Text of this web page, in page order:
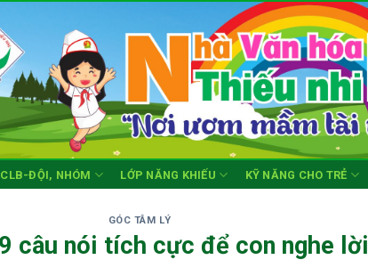
CLB-ĐỘI, NHÓM LỚP NĂNG KHIẾU KỸ NĂNG CHO TRẺ
GÓC TÂM LÝ
câu nói tích cực để con nghe lời